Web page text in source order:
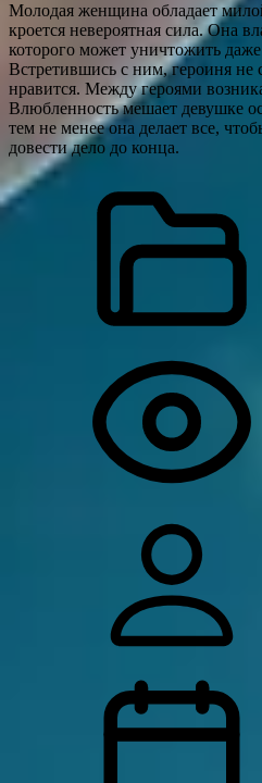
Молодая женщина обладает
кроется невероятная сила. Она
которого может уничтожить
Встретившись с ним, героиня не
нравится. Между героями
Влюбленность мешает девушке
тем не менее она делает все,
довести дело до конца.